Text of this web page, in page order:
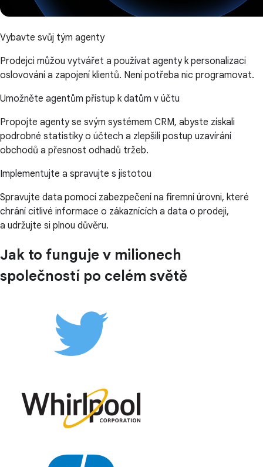
Vybavte svůj tým agenty
Prodejci můžou vytvářet a používat agenty k personalizaci
oslovování a zapojení klientů. Není potřeba nic programovat.
Umožněte agentům přístup k datům v účtu
Propojte agenty se svým systémem CRM, abyste získali
podrobné statistiky o účtech a zlepšili postup uzavírání
obchodů a přesnost odhadů tržeb.
Implementujte a spravujte s jistotou
Spravujte data pomocí zabezpečení na firemní úrovni, které
chrání citlivé informace o zákaznících a data o prodeji,
a udržujte si plnou důvěru.
Jak to funguje v milionech
společností po celém světě